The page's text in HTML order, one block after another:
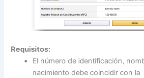
Requisitos:
El número de identificación,
nacimiento debe coincidir con la